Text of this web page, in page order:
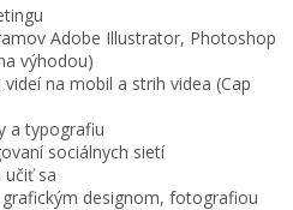
Adobe Illustrator, Photoshop
výhodou)
na mobil a strih videa (Cap
a typografiu
sociálnych sietí
sa
designom, fotografiou